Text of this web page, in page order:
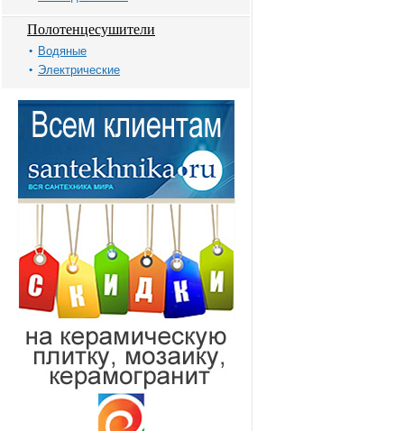
Полотенцесушители
Водяные
Электрические